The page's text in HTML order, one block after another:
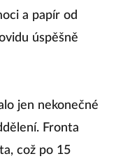
a papír od
úspěšně
jen nekonečné
Fronta
což po 15